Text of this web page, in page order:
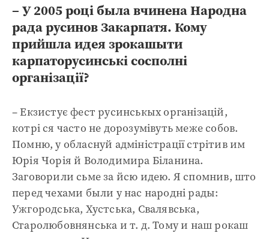
– У 2005 році была вчинена Народна
рада русинов Закарпатя. Кому
прийшла идея зрокашыти
карпаторусинські сосполні
організації?
– Екзистує фест русинськых організацій,
котрі ся часто не дорозумівуть меже собов.
Помню, у обласнуй адміністрації стрітив им
Юрія Чорія й Володимира Біланина.
Заговорили сьме за йсю идею. Я спомнив, што
перед чехами были у нас народні рады:
Ужгородська, Хустська, Свалявська,
Старолюбовнянська и т. д. Тому и наш рокаш